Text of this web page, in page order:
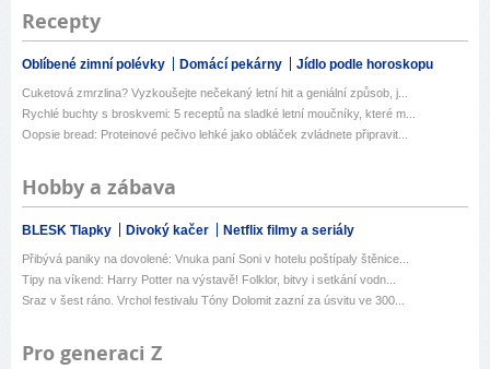
Recepty
Oblíbené zimní polévky Domácí pekárny Jídlo podle horoskopu
Cuketová zmrzlina? Vyzkoušejte nečekaný letní hit a geniální způsob, j...
Rychlé buchty s broskvemi: 5 receptů na sladké letní moučníky, které m...
Oopsie bread: Proteinové pečivo lehké jako obláček zvládnete připravit...
Hobby a zábava
BLESK Tlapky Divoký kačer Netflix filmy a seriály
Přibývá paniky na dovolené: Vnuka paní Soni v hotelu poštípaly štěnice...
Tipy na víkend: Harry Potter na výstavě! Folklor, bitvy i setkání vodn...
Sraz v šest ráno. Vrchol festivalu Tóny Dolomit zazní za úsvitu ve 300...
Pro generaci Z